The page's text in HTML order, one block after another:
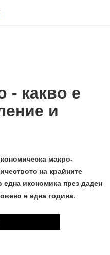
- какво е
и
макро-
на крайните
една икономика през даден
е една година.